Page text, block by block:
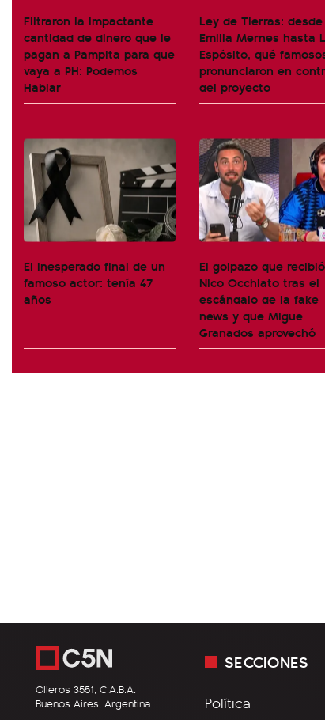
Filtraron la impactante
cantidad de dinero que le
pagan a Pampita para que
vaya a PH: Podemos
Hablar
Ley de Tierras: desde
Emilia Mernes hasta
Espósito, qué
pronunciaron en
del proyecto
El inesperado final de un
famoso actor: tenía 47
años
El golpazo que recibió
Nico Occhiato tras el
escándalo de la fake
news y que Migue
Granados aprovechó
Olleros 3551, C.A.B.A.
Buenos Aires, Argentina
SECCIONES
Política